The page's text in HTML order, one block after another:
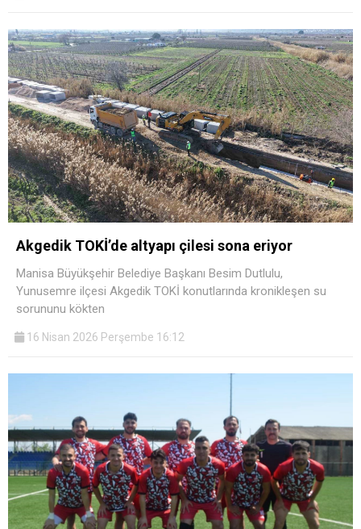
Akgedik TOKİ’de altyapı çilesi sona eriyor
Manisa Büyükşehir Belediye Başkanı Besim Dutlulu,
Yunusemre ilçesi Akgedik TOKİ konutlarında kronikleşen su
sorununu kökten
16 Nisan 2026 Perşembe 16:12